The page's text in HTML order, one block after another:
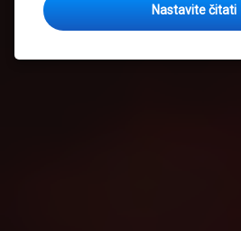
Nastavite čitati